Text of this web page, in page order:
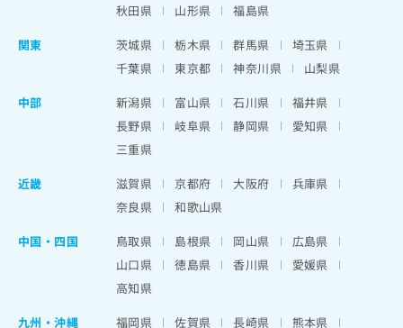
秋田県
山形県
福島県
関東
茨城県 栃木県 群馬県
埼玉県
千葉県
東京都 神奈川県
山梨県
中部
新潟県 富山県 石川県
福井県
長野県
岐阜県 静岡県
愛知県
三重県
近畿
滋賀県 京都府 大阪府
兵庫県
奈良県
和歌山県
中国・四国
鳥取県 島根県 岡山県
広島県
山口県
徳島県 香川県
愛媛県
高知県
九州・沖縄
福岡県 佐賀県 長崎県
熊本県